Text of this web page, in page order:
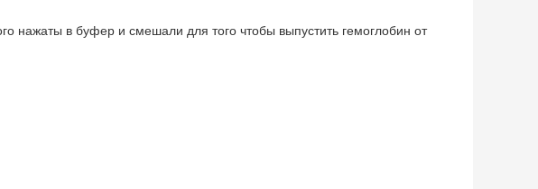
нажаты в буфер и смешали для того чтобы выпустить гемоглобин от